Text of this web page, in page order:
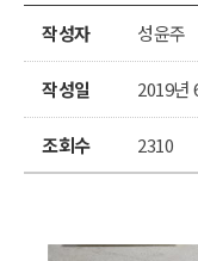
작성자 성윤주
작성일 2019년
조회수 2310